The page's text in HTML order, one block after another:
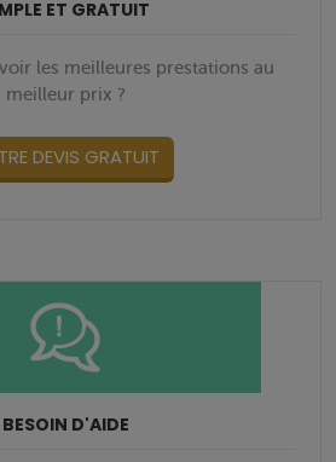
ET GRATUIT
les meilleures prestations au
meilleur prix ?
DEVIS GRATUIT
BESOIN D'AIDE